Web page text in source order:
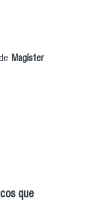
Magíster
que